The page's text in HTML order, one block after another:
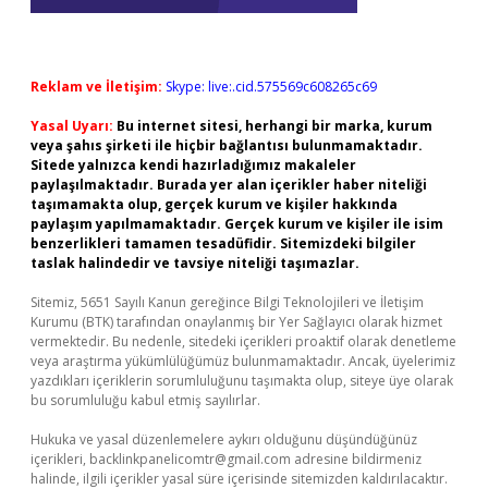
Reklam ve İletişim: Skype: live:.cid.575569c608265c69
Yasal Uyarı: Bu internet sitesi, herhangi bir marka, kurum
veya şahıs şirketi ile hiçbir bağlantısı bulunmamaktadır.
Sitede yalnızca kendi hazırladığımız makaleler
paylaşılmaktadır. Burada yer alan içerikler haber niteliği
taşımamakta olup, gerçek kurum ve kişiler hakkında
paylaşım yapılmamaktadır. Gerçek kurum ve kişiler ile isim
benzerlikleri tamamen tesadüfidir. Sitemizdeki bilgiler
taslak halindedir ve tavsiye niteliği taşımazlar.
Sitemiz, 5651 Sayılı Kanun gereğince Bilgi Teknolojileri ve İletişim
Kurumu (BTK) tarafından onaylanmış bir Yer Sağlayıcı olarak hizmet
vermektedir. Bu nedenle, sitedeki içerikleri proaktif olarak denetleme
veya araştırma yükümlülüğümüz bulunmamaktadır. Ancak, üyelerimiz
yazdıkları içeriklerin sorumluluğunu taşımakta olup, siteye üye olarak
bu sorumluluğu kabul etmiş sayılırlar.
Hukuka ve yasal düzenlemelere aykırı olduğunu düşündüğünüz
içerikleri, backlinkpanelicomtr@gmail.com adresine bildirmeniz
halinde, ilgili içerikler yasal süre içerisinde sitemizden kaldırılacaktır.